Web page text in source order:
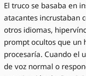
El truco se basaba en
atacantes incrustaban
otros idiomas,
prompt ocultos que un
procesaría. Cuando el
de voz normal o